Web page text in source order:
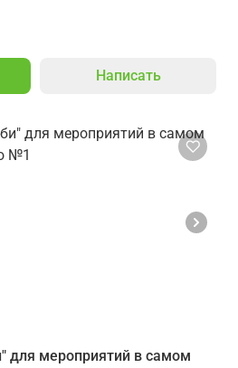
Написать
для мероприятий в самом